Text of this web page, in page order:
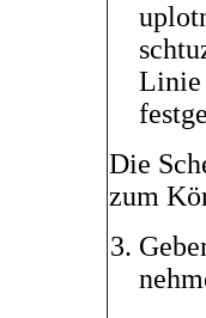
Linie
Die
zum